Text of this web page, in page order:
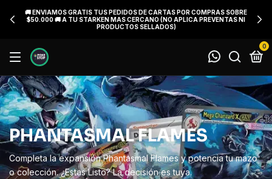
🚚 ENVIAMOS GRATIS TUS PEDIDOS DE CARTAS POR COMPRAS SOBRE
$50.000 🚚 A TU STARKEN MAS CERCANO (NO APLICA PREVENTAS NI
PRODUCTOS SELLADOS)
0
PHANTASMAL FLAMES
Completa la expansión Phantasmal Flames y potencia tu mazo
o colección. ¿Estas Listo? La decisión es tuya.